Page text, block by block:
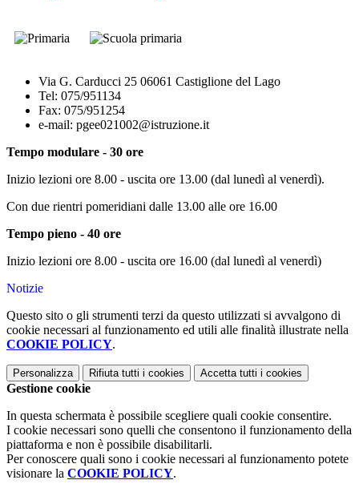
Via G. Carducci 25 06061 Castiglione del Lago
Tel: 075/951134
Fax: 075/951254
e-mail: pgee021002@istruzione.it
Tempo modulare - 30 ore
Inizio lezioni ore 8.00 - uscita ore 13.00 (dal lunedì al venerdì).
Con due rientri pomeridiani dalle 13.00 alle ore 16.00
Tempo pieno - 40 ore
Inizio lezioni ore 8.00 - uscita ore 16.00 (dal lunedì al venerdì)
Notizie
Questo sito o gli strumenti terzi da questo utilizzati si avvalgono di
cookie necessari al funzionamento ed utili alle finalità illustrate nella
COOKIE POLICY.
Personalizza Rifiuta tutti i cookies Accetta tutti i cookies
Gestione cookie
In questa schermata è possibile scegliere quali cookie consentire.
I cookie necessari sono quelli che consentono il funzionamento della
piattaforma e non è possibile disabilitarli.
Per conoscere quali sono i cookie necessari al funzionamento potete
visionare la COOKIE POLICY.